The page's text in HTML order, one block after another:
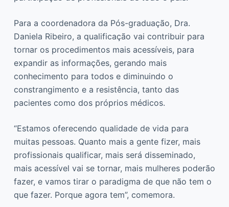
Para a coordenadora da Pós-graduação, Dra.
Daniela Ribeiro, a qualificação vai contribuir para
tornar os procedimentos mais acessíveis, para
expandir as informações, gerando mais
conhecimento para todos e diminuindo o
constrangimento e a resistência, tanto das
pacientes como dos próprios médicos.
“Estamos oferecendo qualidade de vida para
muitas pessoas. Quanto mais a gente fizer, mais
profissionais qualificar, mais será disseminado,
mais acessível vai se tornar, mais mulheres poderão
fazer, e vamos tirar o paradigma de que não tem o
que fazer. Porque agora tem”, comemora.